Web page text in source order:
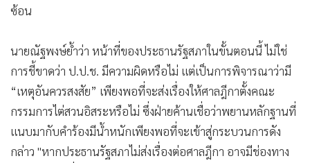
ซ้อน
นายณัฐพงษ์ย้ำว่า หน้าที่ของประธานรัฐสภาในขั้นตอนนี้ ไม่ใช่
การชี้ขาดว่า ป.ป.ช. มีความผิดหรือไม่ แต่เป็นการพิจารณาว่ามี
“เหตุอันควรสงสัย” เพียงพอที่จะส่งเรื่องให้ศาลฎีกาตั้งคณะ
กรรมการไต่สวนอิสระหรือไม่ ซึ่งฝ่ายค้านเชื่อว่าพยานหลักฐานที่
แนบมากับคำร้องมีน้ำหนักเพียงพอที่จะเข้าสู่กระบวนการดัง
กล่าว "หากประธานรัฐสภาไม่ส่งเรื่องต่อศาลฎีกา อาจมีช่องทาง